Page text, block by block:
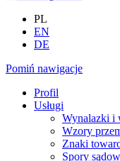
PL
EN
DE
Pomiń nawigacje
Profil
Usługi
Wynalazki i
Wzory
Znaki
Spory